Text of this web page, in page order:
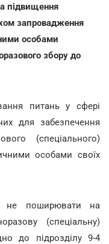
підвищення
запровадження
особами
збору до
питань у сфері
для забезпечення
(спеціального)
особами своїх
не поширювати на
(спеціальну)
до підрозділу 9-4